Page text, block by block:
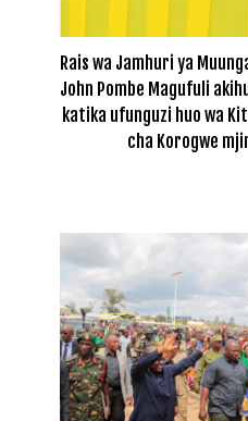
Rais wa Jamhuri ya
John Pombe Magufuli
katika ufunguzi huo wa
cha Korogwe